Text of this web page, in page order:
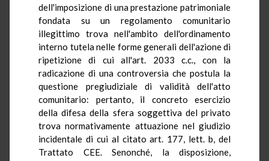
dell'imposizione di una prestazione patrimoniale
fondata su un regolamento comunitario
illegittimo trova nell'ambito dell'ordinamento
interno tutela nelle forme generali dell'azione di
ripetizione di cui all'art. 2033 c.c., con la
radicazione di una controversia che postula la
questione pregiudiziale di validità dell'atto
comunitario: pertanto, il concreto esercizio
della difesa della sfera soggettiva del privato
trova normativamente attuazione nel giudizio
incidentale di cui al citato art. 177, lett. b, del
Trattato CEE. Senonché, la disposizione,